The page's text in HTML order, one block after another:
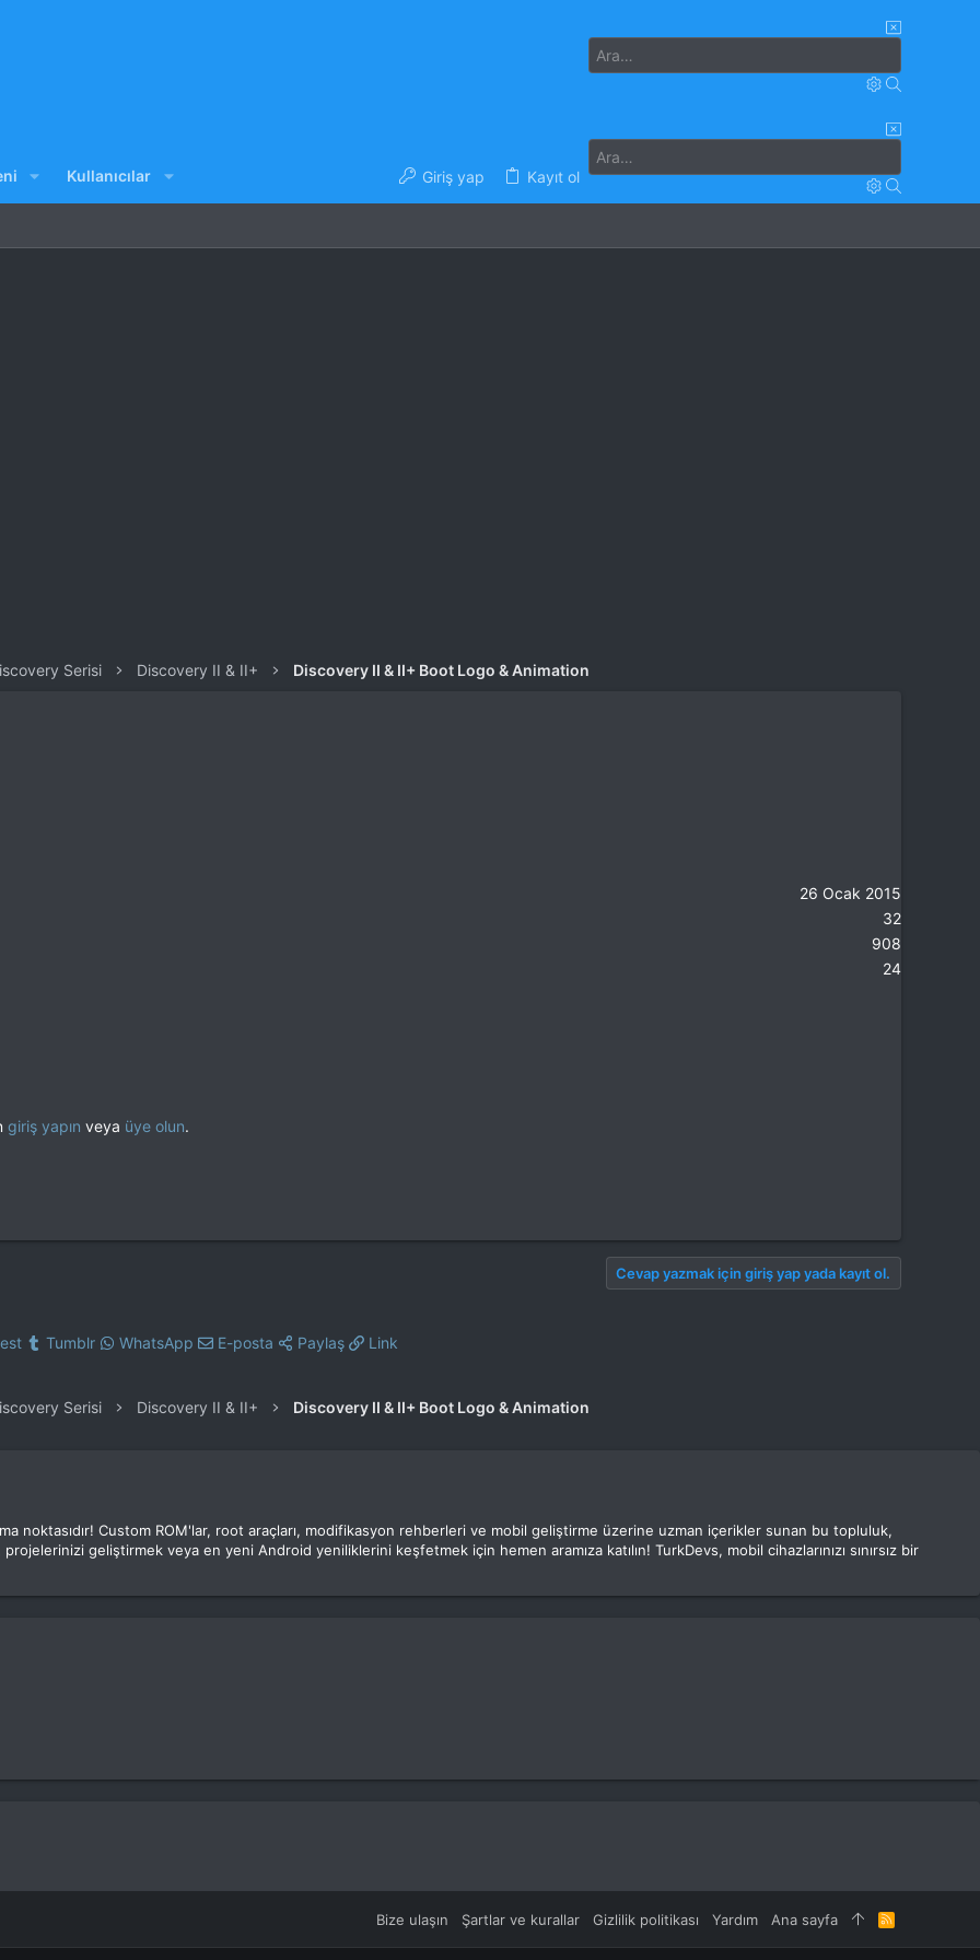
Kullanıcılar Giriş yap Kayıt ol
Serisi Discovery II & II+ Discovery II & II+ Boot Logo & Animation
26 Ocak 2015
32
908
24
giriş yapın veya üye olun.
Cevap yazmak için giriş yap yada kayıt ol.
Tumblr WhatsApp E-posta Paylaş Link
Serisi Discovery II & II+ Discovery II & II+ Boot Logo & Animation
noktasıdır! Custom ROM'lar, root araçları, modifikasyon rehberleri ve mobil geliştirme üzerine uzman içerikler sunan bu topluluk,
geliştirmek veya en yeni Android yeniliklerini keşfetmek için hemen aramıza katılın! TurkDevs, mobil cihazlarınızı sınırsız bir
Bize ulaşın Şartlar ve kurallar Gizlilik politikası Yardım Ana sayfa
R
S